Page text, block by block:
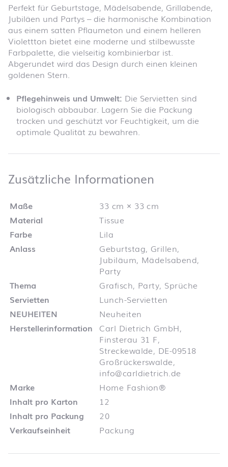
Perfekt für Geburtstage, Mädelsabende, Grillabende,
Jubiläen und Partys – die harmonische Kombination
aus einem satten Pflaumeton und einem helleren
Violettton bietet eine moderne und stilbewusste
Farbpalette, die vielseitig kombinierbar ist.
Abgerundet wird das Design durch einen kleinen
goldenen Stern.
Pflegehinweis und Umwelt: Die Servietten sind
biologisch abbaubar. Lagern Sie die Packung
trocken und geschützt vor Feuchtigkeit, um die
optimale Qualität zu bewahren.
Zusätzliche Informationen
Maße
33 cm × 33 cm
Material
Tissue
Farbe
Lila
Anlass
Geburtstag, Grillen,
Jubiläum, Mädelsabend,
Party
Thema
Grafisch, Party, Sprüche
Servietten
Lunch-Servietten
NEUHEITEN
Neuheiten
Herstellerinformation
Carl Dietrich GmbH,
Finsterau 31 F,
Streckewalde, DE-09518
Großrückerswalde,
info@carldietrich.de
Marke
Home Fashion®
Inhalt pro Karton
12
Inhalt pro Packung
20
Verkaufseinheit
Packung